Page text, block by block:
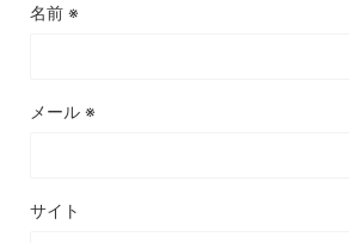
名前 ※
メール ※
サイト